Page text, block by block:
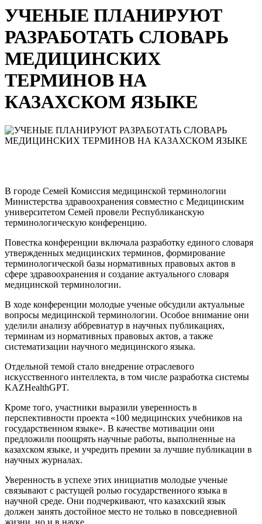
УЧЕНЫЕ ПЛАНИРУЮТ
РАЗРАБОТАТЬ СЛОВАРЬ
МЕДИЦИНСКИХ
ТЕРМИНОВ НА
КАЗАХСКОМ ЯЗЫКЕ
В городе Семей Комиссия медицинской терминологии
Министерства здравоохранения совместно с Медицинским
университетом Семей провели Республиканскую
терминологическую конференцию.
Повестка конференции включала разработку единого словаря
утвержденных медицинских терминов, формирование
терминологической базы нормативных правовых актов в
сфере здравоохранения и создание актуального словаря
медицинской терминологии.
В ходе конференции молодые ученые обсудили актуальные
вопросы медицинской терминологии. Особое внимание они
уделили анализу аббревиатур в научных публикациях,
терминам из нормативных правовых актов, а также
систематизации научного медицинского языка.
Отдельной темой стало внедрение отраслевого
искусственного интеллекта, в том числе разработка системы
KAZHealthGPT.
Кроме того, участники выразили уверенность в
перспективности проекта «100 медицинских учебников на
государственном языке». В качестве мотивации они
предложили поощрять научные работы, выполненные на
казахском языке, и учредить премии за лучшие публикации в
научных журналах.
Уверенность в успехе этих инициатив молодые ученые
связывают с растущей ролью государственного языка в
научной среде. Они подчеркивают, что казахский язык
должен занять достойное место не только в повседневной